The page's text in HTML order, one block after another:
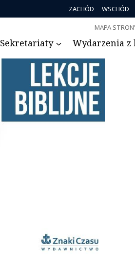
ZACHÓD WSCHÓD
MAPA
Sekretariaty Wydarzenia